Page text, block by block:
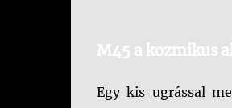
M45 a kozmikus
Egy kis ugrással